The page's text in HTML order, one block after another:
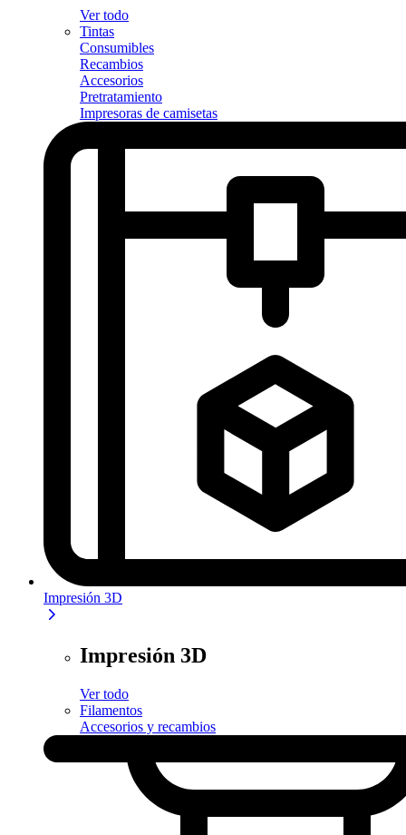
Ver todo
Tintas
Consumibles
Recambios
Accesorios
Pretratamiento
Impresoras de camisetas
Impresión 3D
Impresión 3D
Ver todo
Filamentos
Accesorios y recambios